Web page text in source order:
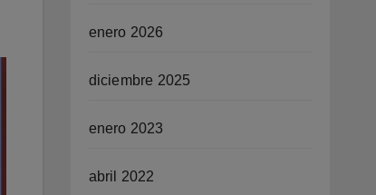
enero 2026
diciembre 2025
enero 2023
abril 2022